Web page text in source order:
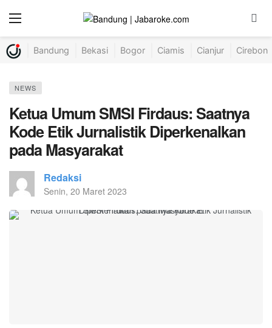
Bandung Bekasi Bogor Ciamis Cianjur Cirebon
NEWS
Ketua Umum SMSI Firdaus: Saatnya
Kode Etik Jurnalistik Diperkenalkan
pada Masyarakat
Redaksi
Senin, 20 Maret 2023